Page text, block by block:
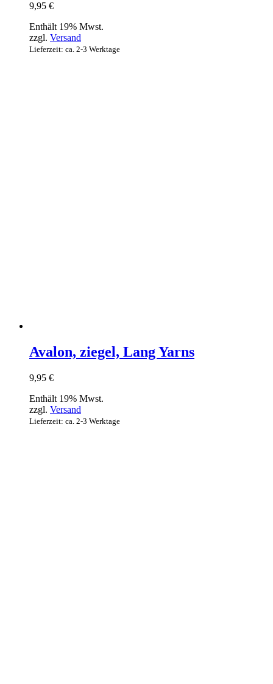
9,95 €
Enthält 19% Mwst.
zzgl. Versand
Lieferzeit: ca. 2-3 Werktage
Avalon, ziegel, Lang Yarns
9,95 €
Enthält 19% Mwst.
zzgl. Versand
Lieferzeit: ca. 2-3 Werktage